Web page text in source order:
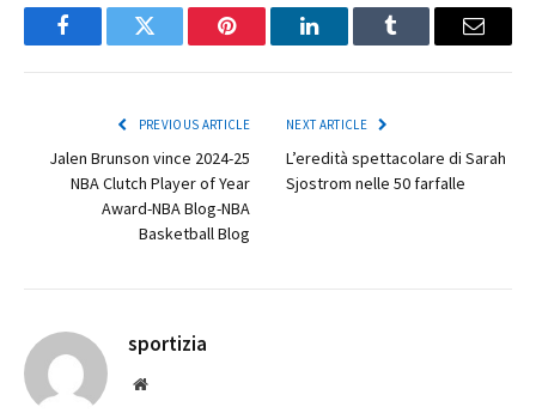
FacebookTwitter Pinterest LinkedInTumblr Email
PREVIOUS ARTICLE
Jalen Brunson vince 2024-25
NBA Clutch Player of Year
Award-NBA Blog-NBA
Basketball Blog
NEXT ARTICLE
L’eredità spettacolare di Sarah
Sjostrom nelle 50 farfalle
sportizia
Website